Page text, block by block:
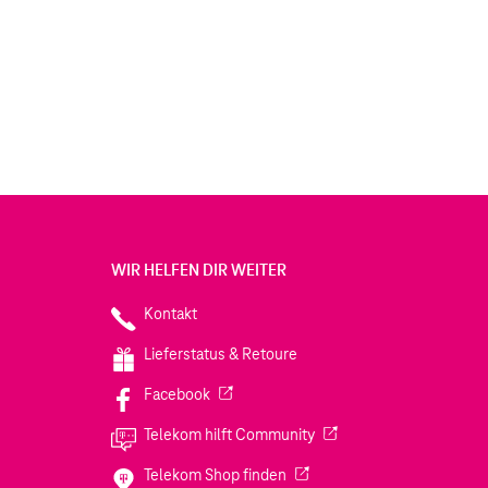
WIR HELFEN DIR WEITER
Kontakt
Lieferstatus & Retoure
Facebook(Wird in einem neuen Tab geöffnet)
Telekom hilft Community(Wird in einem neuen
Telekom Shop finden (Wird in einem neuen Tab